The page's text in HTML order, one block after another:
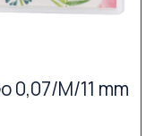
0,07/M/11 mm